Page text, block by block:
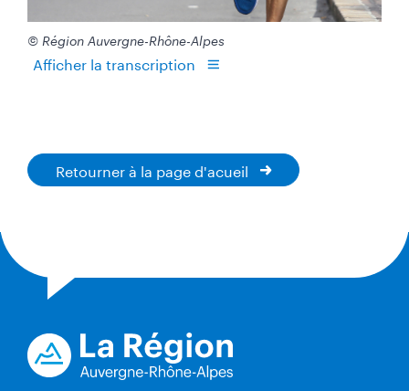
© Région Auvergne-Rhône-Alpes
Afficher la transcription
Retourner à la page d'acueil